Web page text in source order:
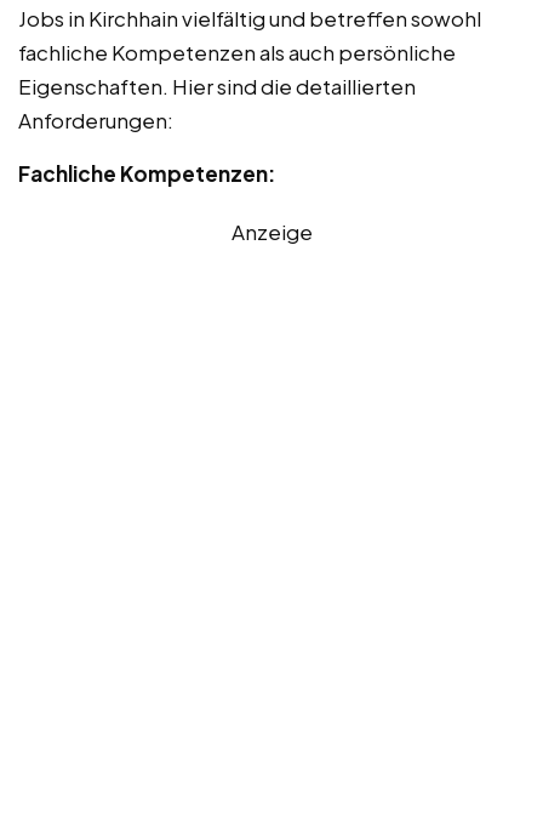
Jobs in Kirchhain vielfältig und betreffen sowohl
fachliche Kompetenzen als auch persönliche
Eigenschaften. Hier sind die detaillierten
Anforderungen:
Fachliche Kompetenzen:
Anzeige